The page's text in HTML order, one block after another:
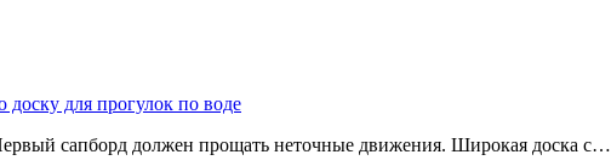
для прогулок по воде
сапборд должен прощать неточные движения. Широкая доска с…